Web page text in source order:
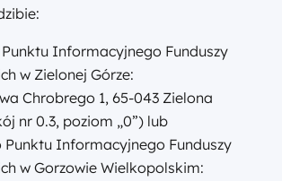
Punktu Informacyjnego Funduszy
w Zielonej Górze:
Chrobrego 1, 65-043 Zielona
nr 0.3, poziom „0”) lub
Punktu Informacyjnego Funduszy
w Gorzowie Wielkopolskim: